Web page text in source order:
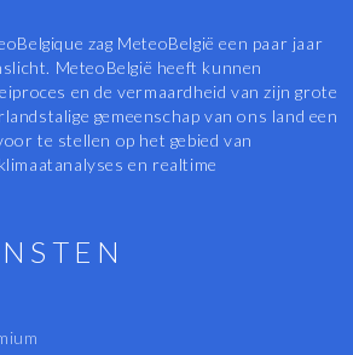
zag MeteoBelgië een paar jaar
MeteoBelgië heeft kunnen
en de vermaardheid van zijn grote
gemeenschap van ons land een
te stellen op het gebied van
en realtime